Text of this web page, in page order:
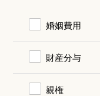
婚姻費用
財産分与
親権